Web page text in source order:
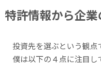
特許情報から企
投資先を選ぶという観点
僕は以下の４点に注目し